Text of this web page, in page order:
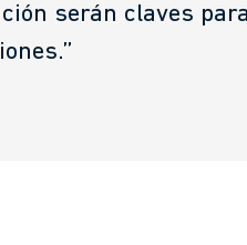
serán claves